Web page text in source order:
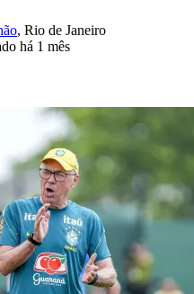
, Rio de Janeiro
há 1 mês